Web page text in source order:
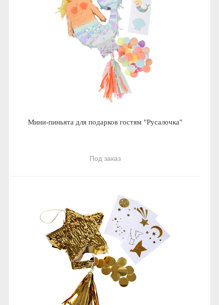
Мини-пиньята для подарков гостям "Русалочка"
Под заказ